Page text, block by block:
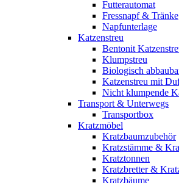
Futterautomat
Fressnapf & Tränke
Napfunterlage
Katzenstreu
Bentonit
Klumpstreu
Biologisch
Katzenstreu mit
Nicht klumpende
Transport & Unterwegs
Transportbox
Kratzmöbel
Kratzbaumzubehör
Kratzstämme &
Kratztonnen
Kratzbretter &
Kratzbäume